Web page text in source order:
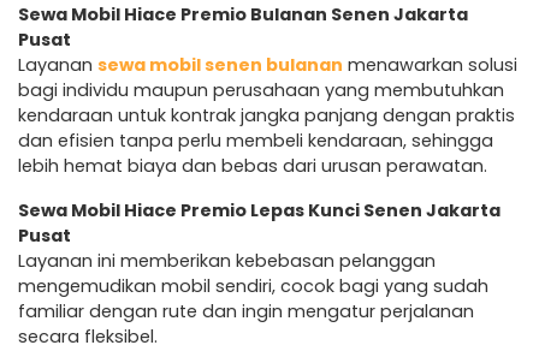
Sewa Mobil Hiace Premio Bulanan Senen Jakarta
Pusat
Layanan sewa mobil senen bulanan menawarkan solusi
bagi individu maupun perusahaan yang membutuhkan
kendaraan untuk kontrak jangka panjang dengan praktis
dan efisien tanpa perlu membeli kendaraan, sehingga
lebih hemat biaya dan bebas dari urusan perawatan.
Sewa Mobil Hiace Premio Lepas Kunci Senen Jakarta
Pusat
Layanan ini memberikan kebebasan pelanggan
mengemudikan mobil sendiri, cocok bagi yang sudah
familiar dengan rute dan ingin mengatur perjalanan
secara fleksibel.